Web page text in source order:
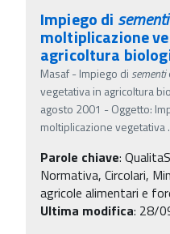
Impiego di sementi
moltiplicazione
agricoltura
Masaf - Impiego di sementi
vegetativa in agricoltura
agosto 2001 - Oggetto:
moltiplicazione vegetativa
Parole chiave:
Normativa, Circolari,
agricole alimentari e
Ultima modifica: 28/